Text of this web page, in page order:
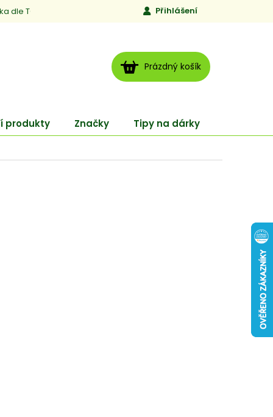
dle TCM Jen to, čemu věříme
Přihlášení
NÁKUPNÍ
KOŠÍK
Prázdný košík
produkty Značky Tipy na dárky